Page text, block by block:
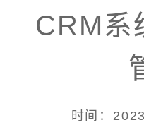
CRM系
时间：